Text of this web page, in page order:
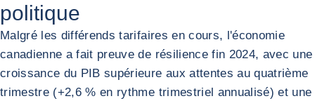
politique
Malgré les différends tarifaires en cours, l'économie
canadienne a fait preuve de résilience fin 2024, avec une
croissance du PIB supérieure aux attentes au quatrième
trimestre (+2,6 % en rythme trimestriel annualisé) et une